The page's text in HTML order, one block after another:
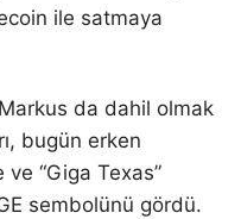
ile satmaya
da dahil olmak
bugün erken
“Giga Texas”
sembolünü gördü.